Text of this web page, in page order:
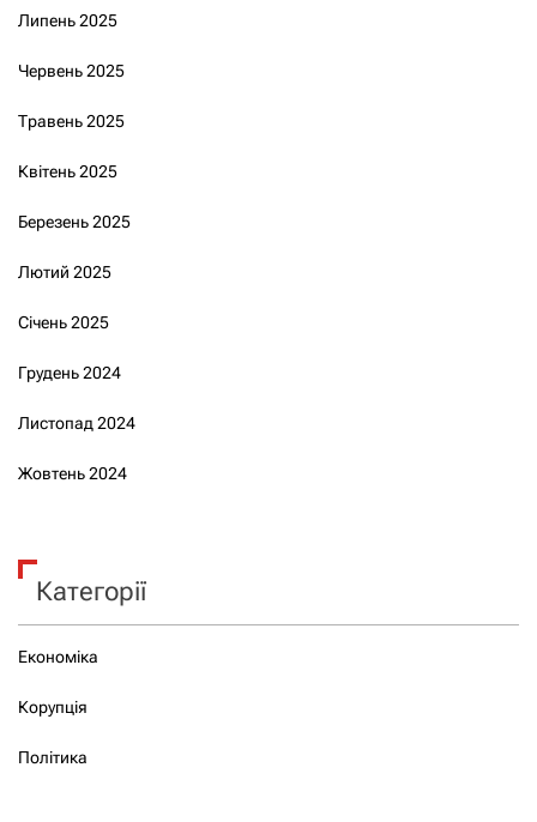
Липень 2025
Червень 2025
Травень 2025
Квітень 2025
Березень 2025
Лютий 2025
Січень 2025
Грудень 2024
Листопад 2024
Жовтень 2024
Категорії
Економіка
Корупція
Політика